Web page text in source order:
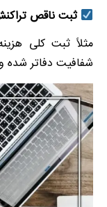
ثبت ناقص
مثلاً ثبت کلی
شفافیت دفاتر شده